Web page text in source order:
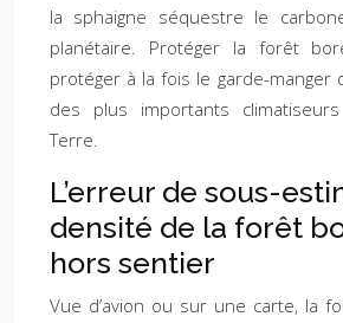
la sphaigne séquestre le
planétaire. Protéger la forêt
protéger à la fois le garde-manger
des plus importants
Terre.
L’erreur de sous-
densité de la forêt
hors sentier
Vue d’avion ou sur une carte, la